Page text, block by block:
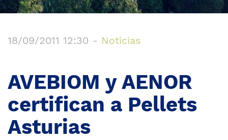
18/09/2011 12:30 - Noticias
AVEBIOM y AENOR
certifican a Pellets
Asturias